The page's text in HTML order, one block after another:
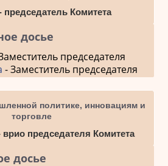
председатель Комитета
досье
председателя
- Заместитель председателя
политике, инновациям и
торговле
председателя Комитета
досье